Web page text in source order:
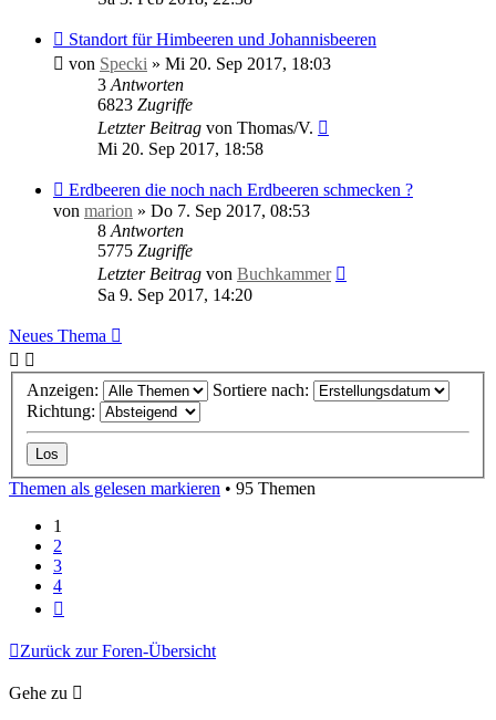
Standort für Himbeeren und Johannisbeeren
von Specki » Mi 20. Sep 2017, 18:03
3 Antworten
6823 Zugriffe
Letzter Beitrag von Thomas/V.
Mi 20. Sep 2017, 18:58
Erdbeeren die noch nach Erdbeeren schmecken ?
von marion » Do 7. Sep 2017, 08:53
8 Antworten
5775 Zugriffe
Letzter Beitrag von Buchkammer
Sa 9. Sep 2017, 14:20
Neues Thema
Anzeigen:
Sortiere nach:
Richtung:
Themen als gelesen markieren • 95 Themen
1
2
3
4
Zurück zur Foren-Übersicht
Gehe zu